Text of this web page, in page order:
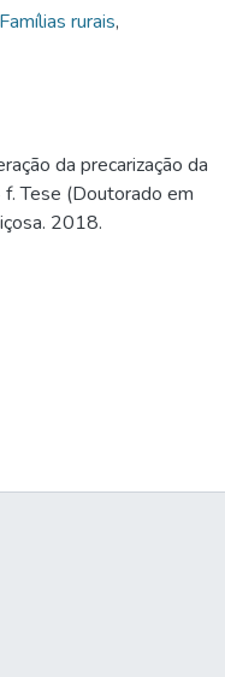
Famílias rurais,
da precarização da
Tese (Doutorado em
2018.